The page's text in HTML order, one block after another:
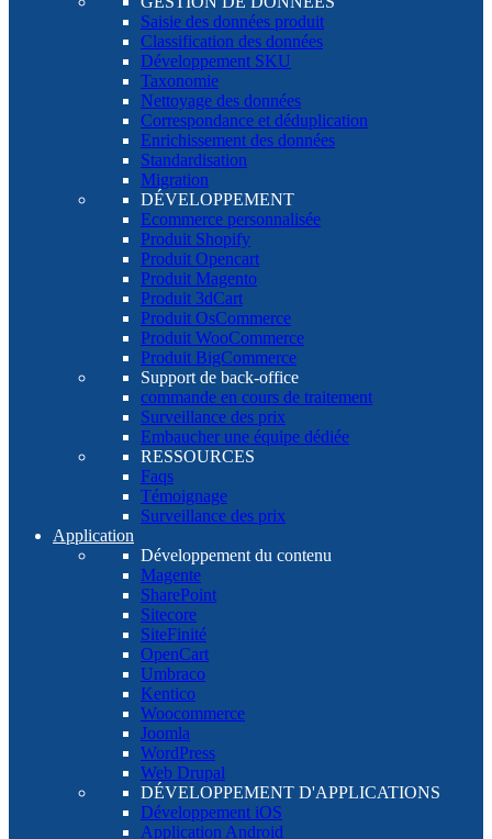
Saisie des données produit
Classification des données
Développement SKU
Taxonomie
Nettoyage des données
Correspondance et déduplication
Enrichissement des données
Standardisation
Migration
DÉVELOPPEMENT
Ecommerce personnalisée
Produit Shopify
Produit Opencart
Produit Magento
Produit 3dCart
Produit OsCommerce
Produit WooCommerce
Produit BigCommerce
Support de back-office
commande en cours de traitement
Surveillance des prix
Embaucher une équipe dédiée
RESSOURCES
Faqs
Témoignage
Surveillance des prix
Application
Développement du contenu
Magente
SharePoint
Sitecore
SiteFinité
OpenCart
Umbraco
Kentico
Woocommerce
Joomla
WordPress
Web Drupal
DÉVELOPPEMENT D'APPLICATIONS
Développement iOS
Application Android